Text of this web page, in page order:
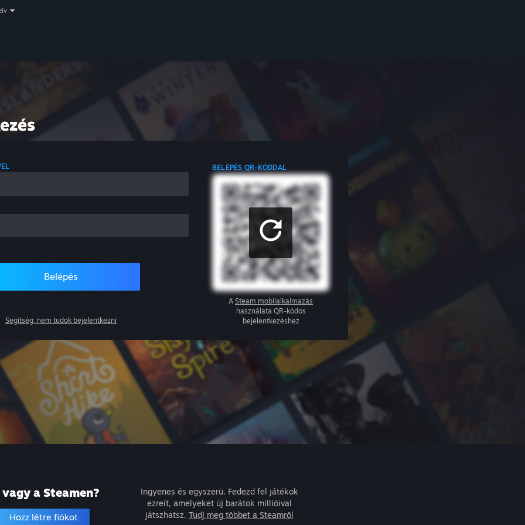
Belépés
Segítség, nem tudok bejelentkezni
BELÉPÉS QR-KÓDDAL
A Steam mobilalkalmazás
használata QR-kódos
bejelentkezéshez
vagy a Steamen?
Hozz létre fiókot
Ingyenes és egyszerű. Fedezd fel játékok
ezreit, amelyeket új barátok millióival
játszhatsz. Tudj meg többet a Steamről